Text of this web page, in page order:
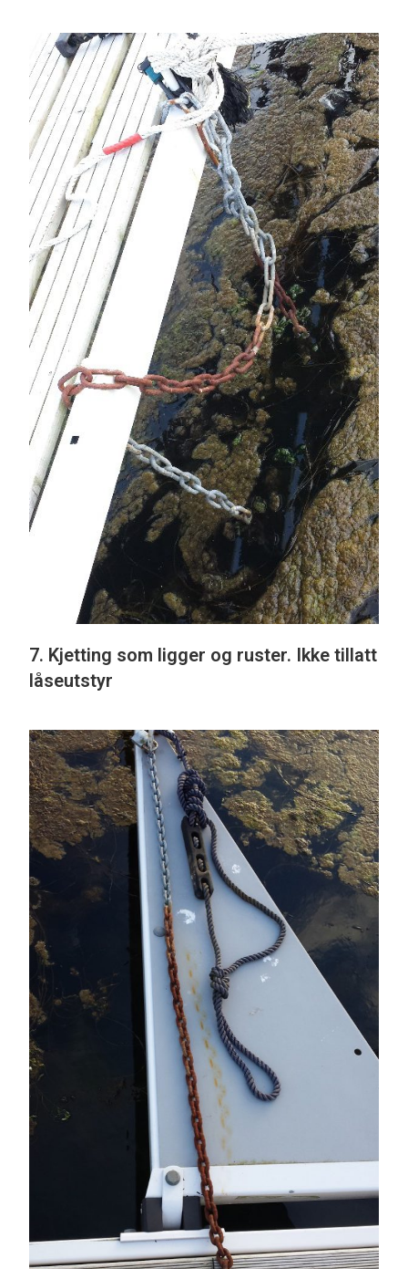
7. Kjetting som ligger og ruster. Ikke tillatt
låseutstyr